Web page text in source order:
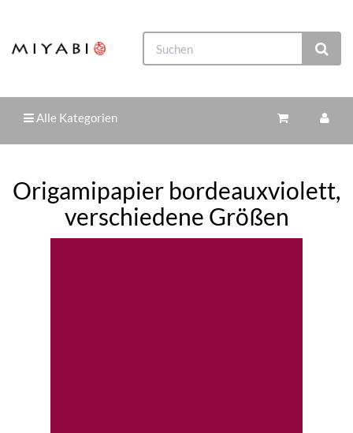
Alle Kategorien
Origamipapier bordeauxviolett,
verschiedene Größen